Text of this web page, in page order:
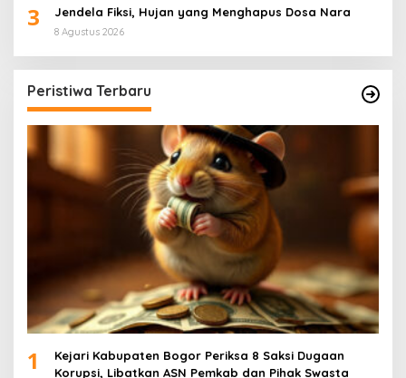
3 Jendela Fiksi, Hujan yang Menghapus Dosa Nara
8 Agustus 2026
Peristiwa Terbaru
1
Kejari Kabupaten Bogor Periksa 8 Saksi Dugaan
Korupsi, Libatkan ASN Pemkab dan Pihak Swasta